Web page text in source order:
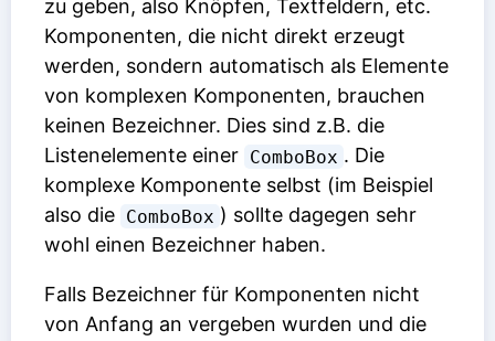
zu geben, also Knöpfen, Textfeldern, etc.
Komponenten, die nicht direkt erzeugt
werden, sondern automatisch als Elemente
von komplexen Komponenten, brauchen
keinen Bezeichner. Dies sind z.B. die
Listenelemente einer ComboBox . Die
komplexe Komponente selbst (im Beispiel
also die ComboBox ) sollte dagegen sehr
wohl einen Bezeichner haben.
Falls Bezeichner für Komponenten nicht
von Anfang an vergeben wurden und die